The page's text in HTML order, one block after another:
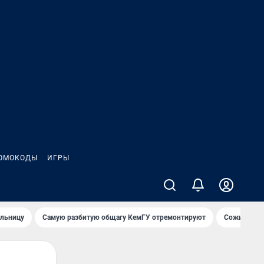
ИГРЫ
Самую разбитую общагу КемГУ отремонтируют